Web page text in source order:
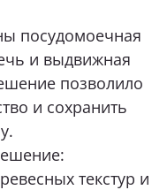
посудомоечная
и выдвижная
позволило
и сохранить
текстур и